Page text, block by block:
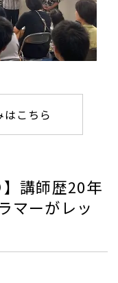
こちら
】講師歴20年
マーがレッ